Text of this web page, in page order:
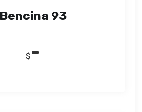
Bencina 93
$-